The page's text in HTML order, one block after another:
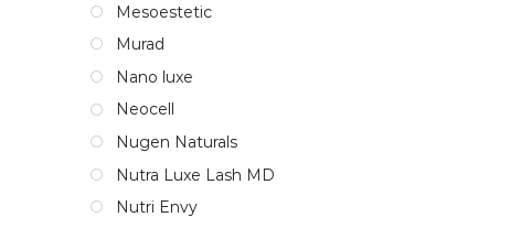
Mesoestetic
Murad
Nano luxe
Neocell
Nugen Naturals
Nutra Luxe Lash MD
Nutri Envy